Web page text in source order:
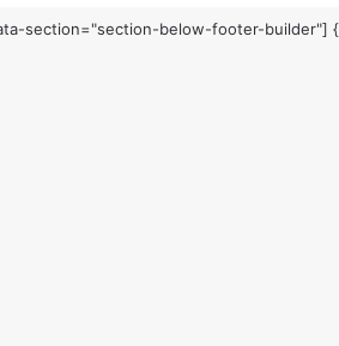
section="section-below-footer-builder"] {